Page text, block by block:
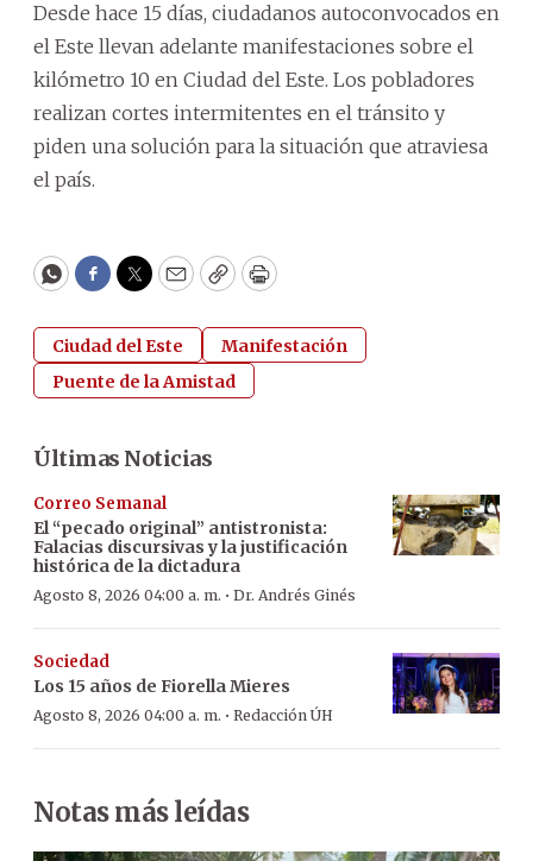
Desde hace 15 días, ciudadanos autoconvocados en
el Este llevan adelante manifestaciones sobre el
kilómetro 10 en Ciudad del Este. Los pobladores
realizan cortes intermitentes en el tránsito y
piden una solución para la situación que atraviesa
el país.
WhatsApp
Facebook
Twitter
EmailCopyPrint
Ciudad del Este
Manifestación
Puente de la Amistad
Últimas Noticias
Correo Semanal
El “pecado original” antistronista:
Falacias discursivas y la justificación
histórica de la dictadura
Agosto 8, 2026 04:00 a. m. · Dr. Andrés Ginés
Sociedad
Los 15 años de Fiorella Mieres
Agosto 8, 2026 04:00 a. m. · Redacción ÚH
Notas más leídas